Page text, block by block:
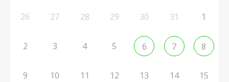
26 27 28 29 30 31 1
2 3 4 5 6 7 8
9 10 11 12 13 14 15